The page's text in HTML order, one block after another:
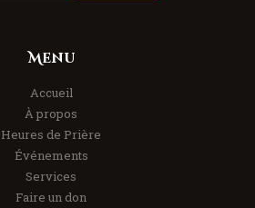
Menu
Accueil
À propos
Heures de Prière
Événements
Services
Faire un don